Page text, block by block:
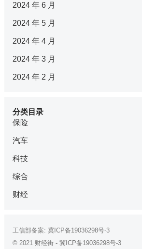
2024 年 6 月
2024 年 5 月
2024 年 4 月
2024 年 3 月
2024 年 2 月
分类目录
保险
汽车
科技
综合
财经
工信部备案: 冀ICP备19036298号-3
© 2021 财经街- 冀ICP备19036298号-3